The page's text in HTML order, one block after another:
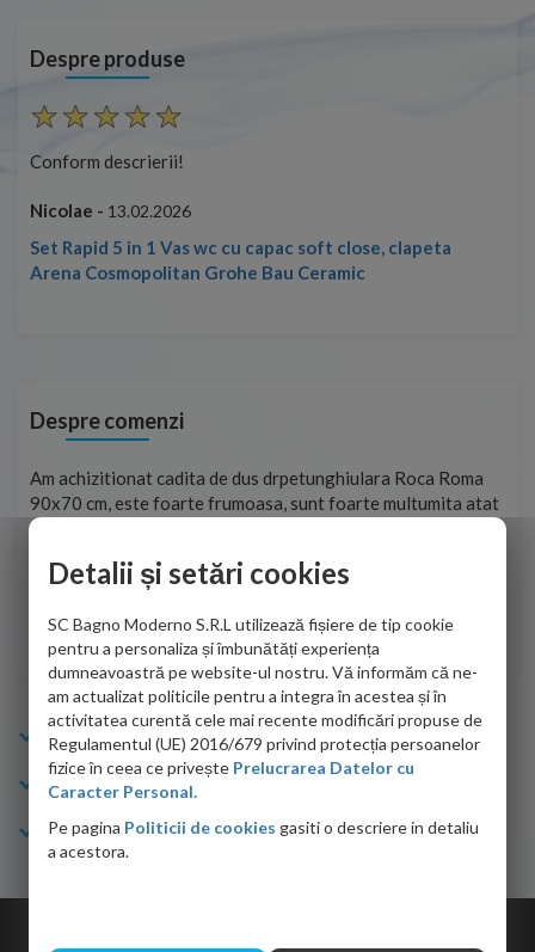
Despre produse
Conform descrierii!
Nicolae - 13.02.2026
Set Rapid 5 in 1 Vas wc cu capac soft close, clapeta
Arena Cosmopolitan Grohe Bau Ceramic
Despre comenzi
Am achizitionat cadita de dus drpetunghiulara Roca Roma
90x70 cm, este foarte frumoasa, sunt foarte multumita atat
de personalul firmei dvs. cu care am colaborat in obtinerea
adus coletul in siguranta.Numai bine, va doresc!
Sofrone Viviana -28.07.2026
Info Bagno
Cumparaturi
Suport clienti
Detalii și setări cookies
SC Bagno Moderno S.R.L utilizează fișiere de tip cookie
pentru a personaliza și îmbunătăți experiența
dumneavoastră pe website-ul nostru. Vă informăm că ne-
am actualizat politicile pentru a integra în acestea și în
activitatea curentă cele mai recente modificări propuse de
Regulamentul (UE) 2016/679 privind protecția persoanelor
fizice în ceea ce privește Prelucrarea Datelor cu
Caracter Personal.
Pe pagina Politicii de cookies gasiti o descriere in detaliu
a acestora.